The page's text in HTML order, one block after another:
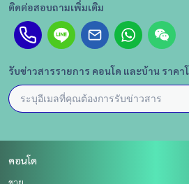
ติดต่อสอบถามเพิ่มเติม
รับข่าวสารรายการ คอนโด และบ้าน ราคา
คอนโด